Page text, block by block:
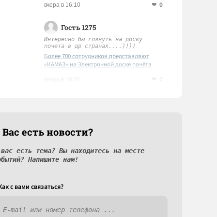
вчера в 16:10 0
Гость 1275
Интересно бы глянуть на доску
почета в др странах....))))
Более 700 сотрудников представляют
«КАМАЗ» на Электронной доске почёта
есть новости?
есть тема? Вы находитесь на месте
Напишите нам!
c вами связаться?